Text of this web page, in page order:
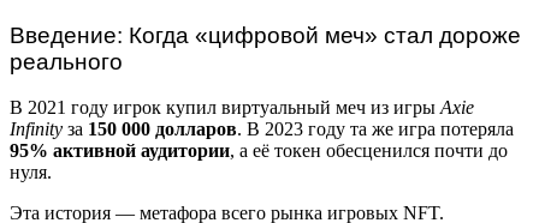
Введение: Когда «цифровой меч» стал дороже
реального
В 2021 году игрок купил виртуальный меч из игрыAxie
Infinity за 150 000 долларов. В 2023 году та же игра потеряла
95% активной аудитории, а её токен обесценился почти до
нуля.
Эта история — метафора всего рынка игровых NFT.